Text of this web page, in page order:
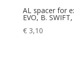
AL spacer for
EVO, B.
€3,10